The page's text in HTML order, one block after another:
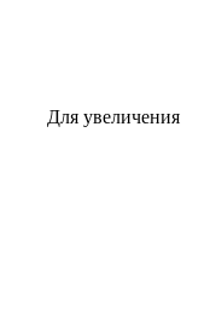
Для увеличения